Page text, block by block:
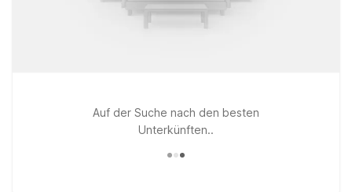
Auf der Suche nach den besten
Unterkünften..